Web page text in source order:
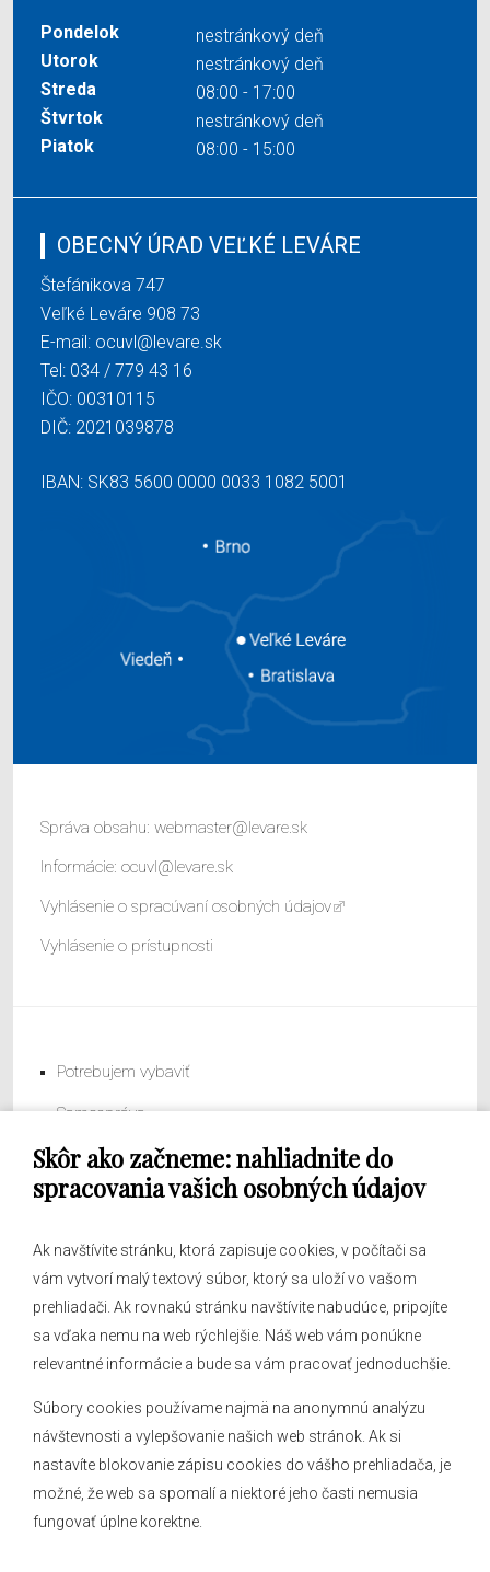
Skôr ako začneme: nahliadnite do
spracovania vašich osobných údajov
Ak navštívite stránku, ktorá zapisuje cookies, v počítači sa
vám vytvorí malý textový súbor, ktorý sa uloží vo vašom
prehliadači. Ak rovnakú stránku navštívite nabudúce, pripojíte
sa vďaka nemu na web rýchlejšie. Náš web vám ponúkne
relevantné informácie a bude sa vám pracovať jednoduchšie.
Súbory cookies používame najmä na anonymnú analýzu
návštevnosti a vylepšovanie našich web stránok. Ak si
nastavíte blokovanie zápisu cookies do vášho prehliadača, je
možné, že web sa spomalí a niektoré jeho časti nemusia
fungovať úplne korektne.
Pondelok
nestránkový deň
Utorok
nestránkový deň
Streda
08:00 - 17:00
Štvrtok
nestránkový deň
Piatok
08:00 - 15:00
OBECNÝ ÚRAD VEĽKÉ LEVÁRE
Štefánikova 747
Veľké Leváre 908 73
E-mail: ocuvl@levare.sk
Tel: 034 / 779 43 16
IČO: 00310115
DIČ: 2021039878
IBAN: SK83 5600 0000 0033 1082 5001
Správa obsahu: webmaster@levare.sk
Informácie: ocuvl@levare.sk
Vyhlásenie o spracúvaní osobných údajov
Vyhlásenie o prístupnosti
Potrebujem vybaviť
Samospráva
Obecný úrad
O obci
Hlásenia obecného rozhlasu
Kontakt
Mapa stránok